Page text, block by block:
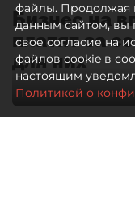
Бизнес на
платят за
для них
файлы. Продолжая
данным сайтом, вы
свое согласие на
файлов cookie в
настоящим
Политикой о